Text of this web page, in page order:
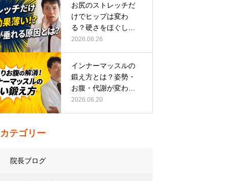
お尻のストレッチだ
けでヒップは変わ
る？硬さをほぐして
整える正しい方…
2026.06.26
インナーマッスルの
鍛え方とは？姿勢・
お腹・代謝が変わる
トレーニング…
2026.06.20
カテゴリー
院長ブログ